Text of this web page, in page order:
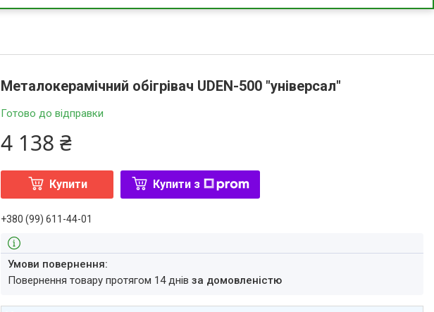
Металокерамічний обігрівач UDEN-500 "універсал"
Готово до відправки
4 138 ₴
Купити Купити з
+380 (99) 611-44-01
повернення товару протягом 14 днівза домовленістю